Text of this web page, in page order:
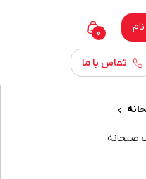
0
تماس با ما
صبحانه